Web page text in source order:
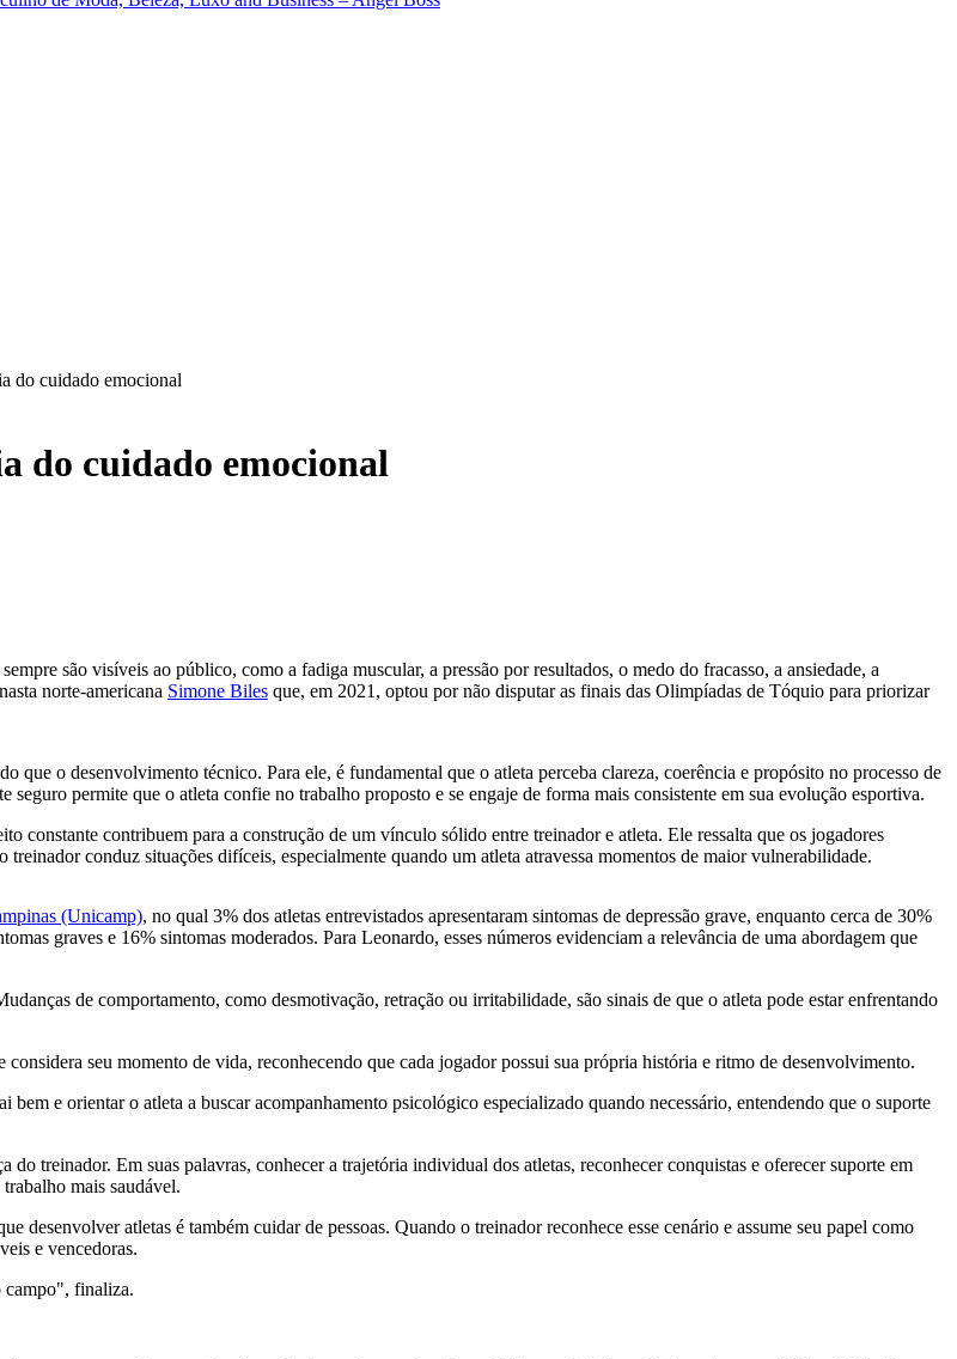
do cuidado emocional
do cuidado emocional
são visíveis ao público, como a fadiga muscular, a pressão por resultados, o medo do fracasso, a ansiedade, a
norte-americana Simone Biles que, em 2021, optou por não disputar as finais das Olimpíadas de Tóquio para priorizar
o desenvolvimento técnico. Para ele, é fundamental que o atleta perceba clareza, coerência e propósito no processo de
permite que o atleta confie no trabalho proposto e se engaje de forma mais consistente em sua evolução esportiva.
constante contribuem para a construção de um vínculo sólido entre treinador e atleta. Ele ressalta que os jogadores
conduz situações difíceis, especialmente quando um atleta atravessa momentos de maior vulnerabilidade.
(Unicamp), no qual 3% dos atletas entrevistados apresentaram sintomas de depressão grave, enquanto cerca de 30%
graves e 16% sintomas moderados. Para Leonardo, esses números evidenciam a relevância de uma abordagem que
de comportamento, como desmotivação, retração ou irritabilidade, são sinais de que o atleta pode estar enfrentando
seu momento de vida, reconhecendo que cada jogador possui sua própria história e ritmo de desenvolvimento.
e orientar o atleta a buscar acompanhamento psicológico especializado quando necessário, entendendo que o suporte
treinador. Em suas palavras, conhecer a trajetória individual dos atletas, reconhecer conquistas e oferecer suporte em
mais saudável.
desenvolver atletas é também cuidar de pessoas. Quando o treinador reconhece esse cenário e assume seu papel como
e vencedoras.
campo", finaliza.